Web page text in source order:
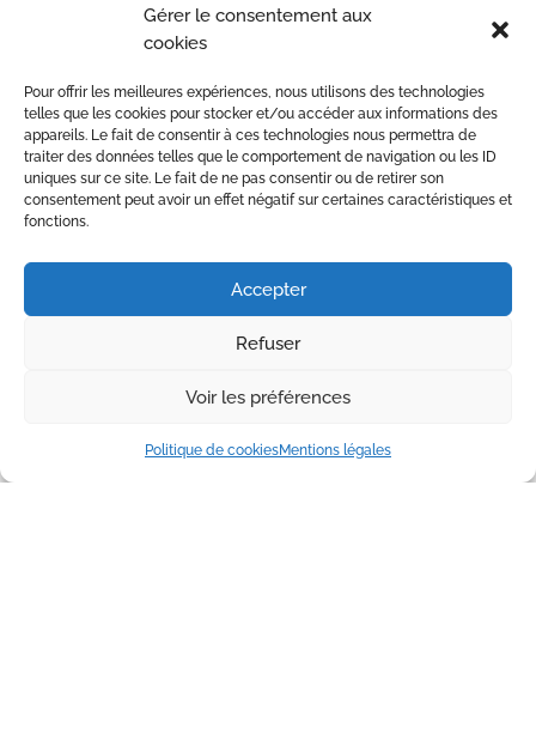
Gérer le consentement aux
cookies
Pour offrir les meilleures expériences, nous utilisons des technologies
telles que les cookies pour stocker et/ou accéder aux informations des
appareils. Le fait de consentir à ces technologies nous permettra de
traiter des données telles que le comportement de navigation ou les ID
uniques sur ce site. Le fait de ne pas consentir ou de retirer son
consentement peut avoir un effet négatif sur certaines caractéristiques et
fonctions.
Accepter
Refuser
Voir les préférences
Politique de cookiesMentions légales